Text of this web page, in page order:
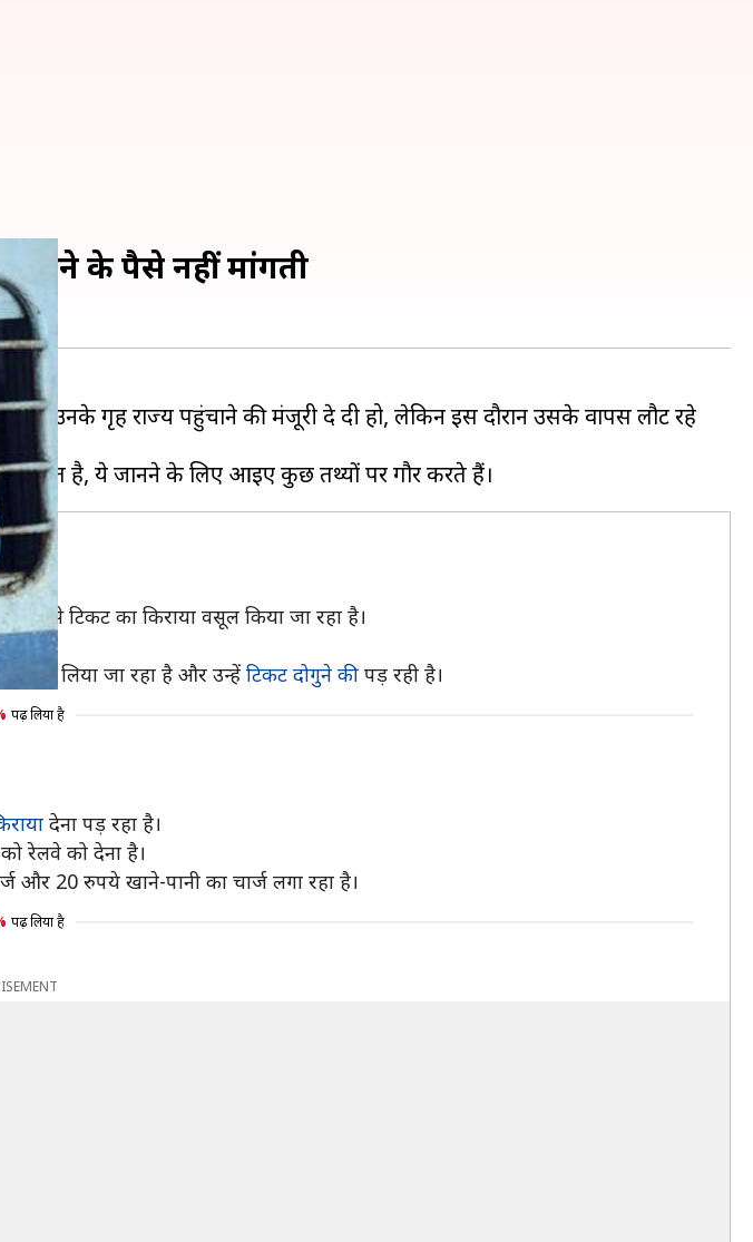
जाने के पैसे नहीं मांगती
को उनके गृह राज्य पहुंचाने की मंजूरी दे दी हो, लेकिन इस दौरान उसके वापस लौट रहे
से टिकट का किराया वसूल किया जा रहा है।
से लिया जा रहा है और उन्हें टिकट दोगुने की पड़ रही है।
पढ़ लिया है
देना पड़ रहा है।
रेलवे को देना है।
और 20 रुपये खाने-पानी का चार्ज लगा रहा है।
पढ़ लिया है